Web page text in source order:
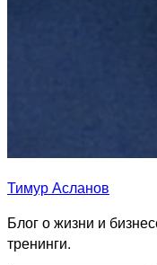
Тимур Асланов
Блог о жизни и
тренинги.